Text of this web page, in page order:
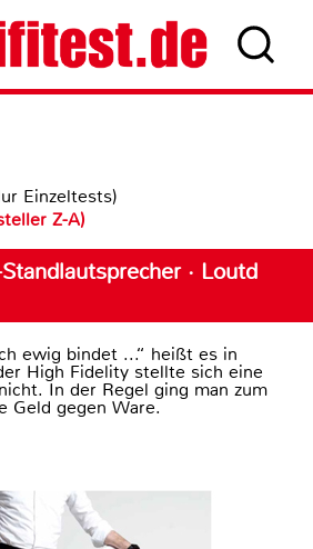
Einzeltests)
(Hersteller Z-A)
· Loutd
ewig bindet ...“ heißt es in
High Fidelity stellte sich eine
In der Regel ging man zum
Geld gegen Ware.